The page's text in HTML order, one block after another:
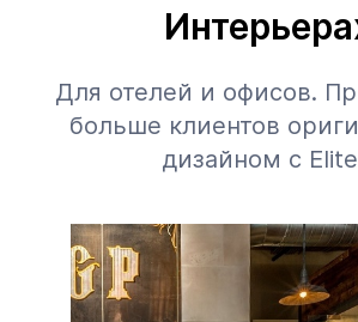
Для отелей и офисов.
больше клиентов
дизайном с